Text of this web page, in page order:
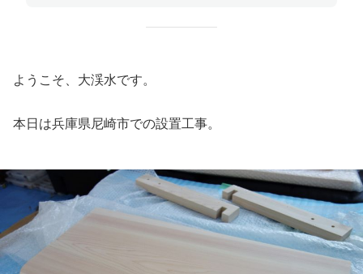
ようこそ、大渓水です。
本日は兵庫県尼崎市での設置工事。